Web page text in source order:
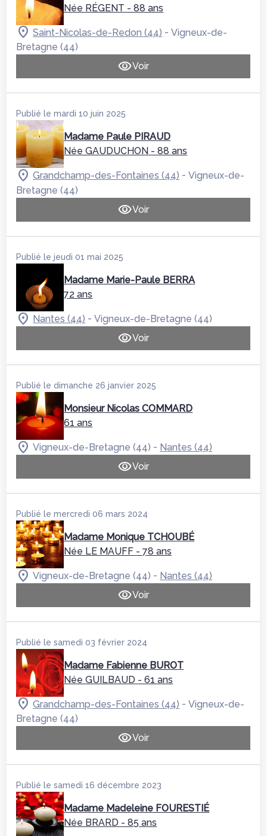
Née RÉGENT - 88 ans
Saint-Nicolas-de-Redon (44) -Vigneux-de-
Bretagne (44)
Voir
Publié le mardi 10 juin 2025
Madame Paule PIRAUD
Née GAUDUCHON - 88 ans
Grandchamp-des-Fontaines (44) -Vigneux-de-
Bretagne (44)
Voir
Publié le jeudi 01 mai 2025
Madame Marie-Paule BERRA
72 ans
Nantes (44) -Vigneux-de-Bretagne (44)
Voir
Publié le dimanche 26 janvier 2025
Monsieur Nicolas COMMARD
61 ans
Vigneux-de-Bretagne (44) - Nantes (44)
Voir
Publié le mercredi 06 mars 2024
Madame Monique TCHOUBÉ
Née LE MAUFF - 78 ans
Vigneux-de-Bretagne (44) - Nantes (44)
Voir
Publié le samedi 03 février 2024
Madame Fabienne BUROT
Née GUILBAUD - 61 ans
Grandchamp-des-Fontaines (44) -Vigneux-de-
Bretagne (44)
Voir
Publié le samedi 16 décembre 2023
Madame Madeleine FOURESTIÉ
Née BRARD - 85 ans